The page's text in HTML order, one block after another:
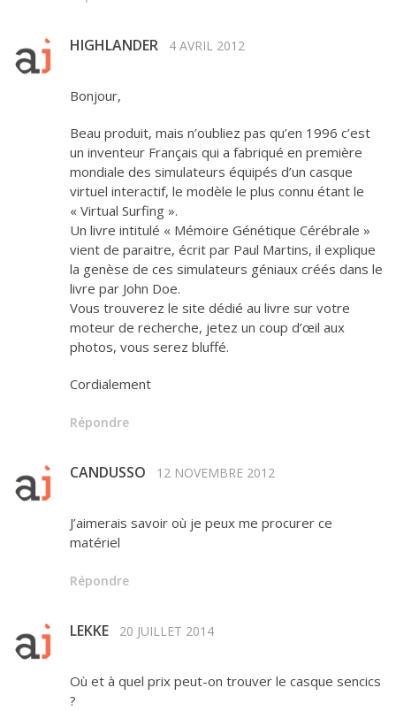
HIGHLANDER 4 AVRIL 2012
Bonjour,
Beau produit, mais n’oubliez pas qu’en 1996 c’est
un inventeur Français qui a fabriqué en première
mondiale des simulateurs équipés d’un casque
virtuel interactif, le modèle le plus connu étant le
« Virtual Surfing ».
Un livre intitulé « Mémoire Génétique Cérébrale »
vient de paraitre, écrit par Paul Martins, il explique
la genèse de ces simulateurs géniaux créés dans le
livre par John Doe.
Vous trouverez le site dédié au livre sur votre
moteur de recherche, jetez un coup d’œil aux
photos, vous serez bluffé.
Cordialement
Répondre
CANDUSSO 12 NOVEMBRE 2012
J’aimerais savoir où je peux me procurer ce
matériel
Répondre
LEKKE 20 JUILLET 2014
Où et à quel prix peut-on trouver le casque sencics
?